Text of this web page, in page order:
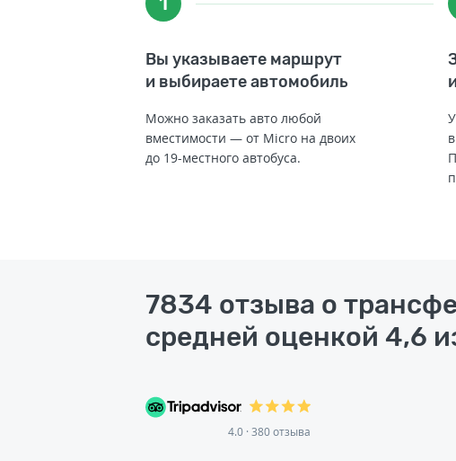
Вы указываете маршрут
и выбираете автомобиль
Можно заказать авто любой
вместимости — от Micro на двоих
до 19-местного автобуса.
7834 отзыва о
средней оценкой 4,6
4.0 · 380 отзыва